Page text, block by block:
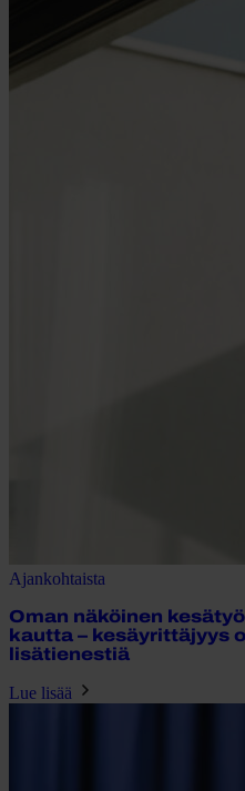
Ajankohtaista
Oman näköinen
kautta – kesäyrittäjyys
lisätienestiä
Lue lisää